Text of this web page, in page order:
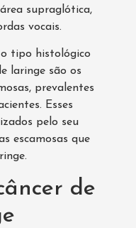
supraglótica,
vocais.
tipo histológico
laringe são os
prevalentes
Esses
pelo seu
escamosas que
de